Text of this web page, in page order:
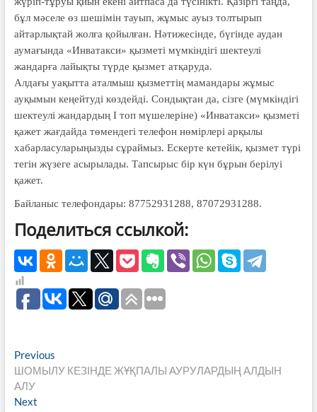
бұл мәселе өз шешімін тауып, жұмыс ауыз толтырып
айтарлықтай жолға қойылған. Нәтижесінде, бүгінде аудан
аумағында «Инватакси» қызметі мүмкіндігі шектеулі
жандарға лайықты түрде қызмет атқаруда.
Алдағы уақытта аталмыш қызметтің мамандары жұмыс
ауқымын кеңейтуді көздейді. Сондықтан да, сізге (мүмкіндігі
шектеулі жандардың І топ мүшелеріне) «Инватакси» қызметі
қажет жағдайда төмендегі телефон нөмірлері арқылы
хабарласуларыңызды сұраймыз. Ескерте кетейік, қызмет түрі
тегін жүзеге асырылады. Тапсырыс бір күн бұрын берілуі
қажет.
Байланыс телефондары: 87752931288, 87072931288.
Поделиться ссылкой:
Навигация
по
записям
PreviousPrevious
post:
ШОМЫЛУ КЕЗІНДЕ ЖҰҚПАЛЫ АУРУЛАРДЫҢ АЛДЫН
АЛУ
NextNext